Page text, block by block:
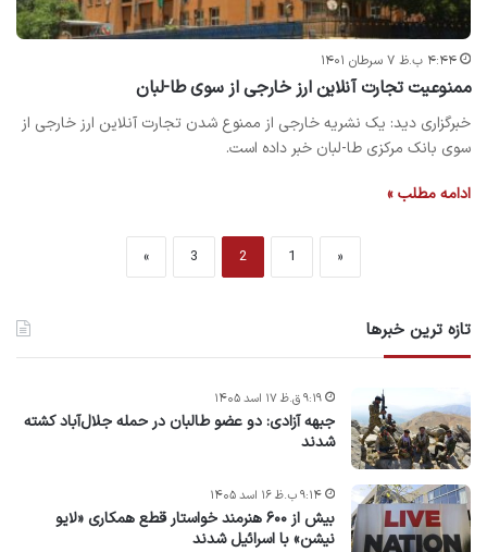
۴:۴۴ ب.ظ ۷ سرطان ۱۴۰۱
ممنوعیت تجارت آنلاین ارز خارجی از سوی طا-لبان
خبرگزاری دید: یک نشریه خارجی از ممنوع شدن تجارت آنلاین ارز خارجی از
سوی بانک مرکزی طا-لبان خبر داده است.
ادامه مطلب »
«
1
2
3
»
تازه ترین خبرها
جبهه آزادی: دو عضو طالبان در حمله جلال‌آباد کشته
شدند
۹:۱۹ ق.ظ ۱۷ اسد ۱۴۰۵
بیش از ۶۰۰ هنرمند خواستار قطع همکاری «لایو
نیشن» با اسرائیل شدند
۹:۱۴ ب.ظ ۱۶ اسد ۱۴۰۵